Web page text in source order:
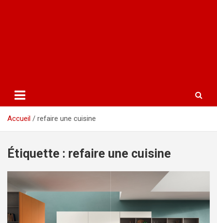
Accueil refaire une cuisine
Étiquette : refaire une cuisine